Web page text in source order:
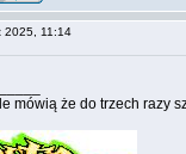
2025, 11:14
mówią że do trzech razy